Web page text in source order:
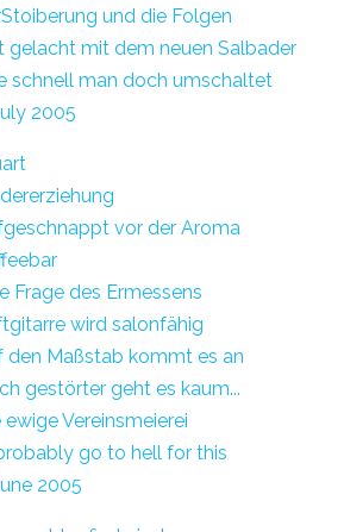
und die Folgen
gelacht mit dem neuen Salbader
schnell man doch umschaltet
2005
vor der Aroma
Frage des Ermessens
wird salonfähig
den Maßstab kommt es an
gestörter geht es kaum...
ewige Vereinsmeierei
go to hell for this
2005